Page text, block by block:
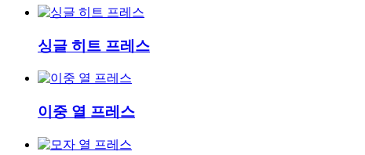
싱글 히트 프레스
이중 열 프레스